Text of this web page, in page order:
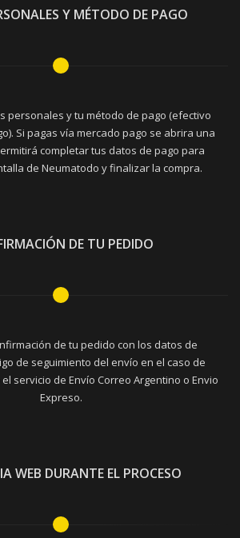
Y MÉTODO DE PAGO
personales y tu método de pago (efectivo
Si pagas vía mercado pago se abrira una
completar tus datos de pago para
de Neumatodo y finalizar la compra.
DE TU PEDIDO
de tu pedido con los datos de
de seguimiento del envío en el caso de
servicio de Envío Correo Argentino o Envio
Expreso.
WEB DURANTE EL PROCESO